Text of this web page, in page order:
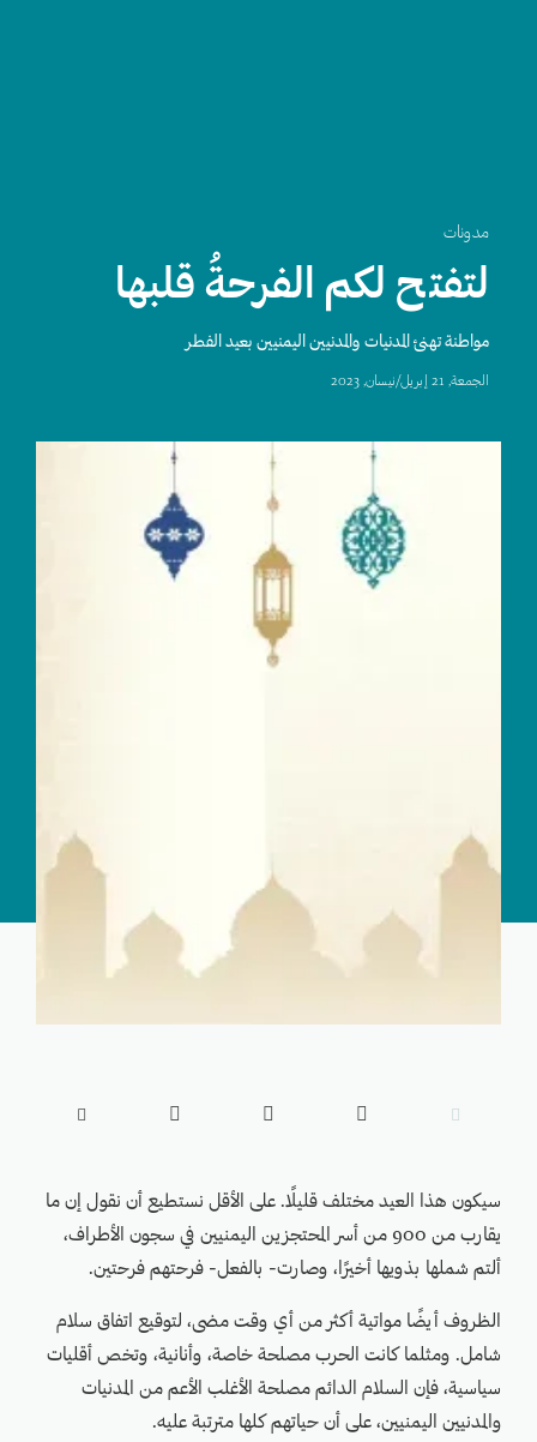
مدونات
لتفتح لكم الفرحةُ قلبها
مواطنة تهنئ المدنيات والمدنيين اليمنيين بعيد الفطر
الجمعة, 21 إبريل/نيسان, 2023





سيكون هذا العيد مختلف قليلًا. على الأقل نستطيع أن نقول إن ما
يقارب من 900 من أسر المحتجزين اليمنيين في سجون الأطراف،
ألتم شملها بذويها أخيرًا، وصارت- بالفعل- فرحتهم فرحتين.
الظروف أيضًا مواتية أكثر من أي وقت مضى، لتوقيع اتفاق سلام
شامل. ومثلما كانت الحرب مصلحة خاصة، وأنانية، وتخص أقليات
سياسية، فإن السلام الدائم مصلحة الأغلب الأعم من المدنيات
والمدنيين اليمنيين، على أن حياتهم كلها مترتبة عليه.